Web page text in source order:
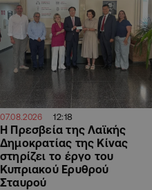
07.08.2026 12:18
Η Πρεσβεία της Λαϊκής
Δημοκρατίας της Κίνας
στηρίζει το έργο του
Κυπριακού Ερυθρού
Σταυρού